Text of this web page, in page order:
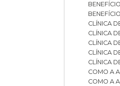
CLÍNICA
CLÍNICA
CLÍNICA
CLÍNICA
CLÍNICA
COMO A
COMO A